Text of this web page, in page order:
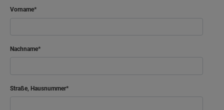
Vorname
Nachname
Straße, Hausnummer